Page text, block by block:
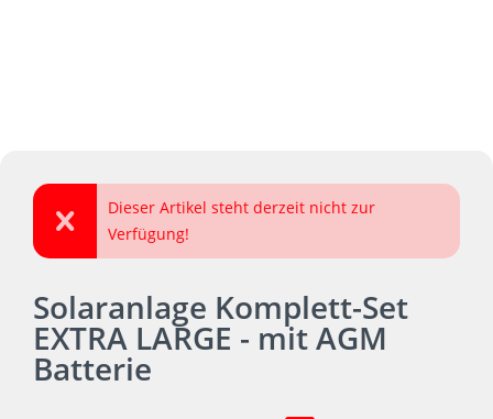
Dieser Artikel steht derzeit nicht zur
Verfügung!
Solaranlage Komplett-Set
EXTRA LARGE - mit AGM
Batterie